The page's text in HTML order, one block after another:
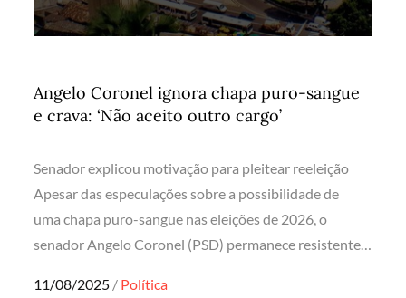
Angelo Coronel ignora chapa puro-sangue
e crava: ‘Não aceito outro cargo’
Senador explicou motivação para pleitear reeleição
Apesar das especulações sobre a possibilidade de
uma chapa puro-sangue nas eleições de 2026, o
senador Angelo Coronel (PSD) permanece resistente…
Posted
11/08/2025 Política